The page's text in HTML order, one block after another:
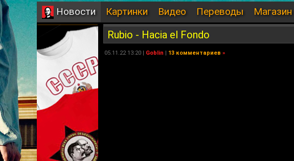
Новости Картинки Видео Переводы Магазин
Rubio - Hacia el Fondo
05.11.22 13:20 | Goblin | 13 комментариев »